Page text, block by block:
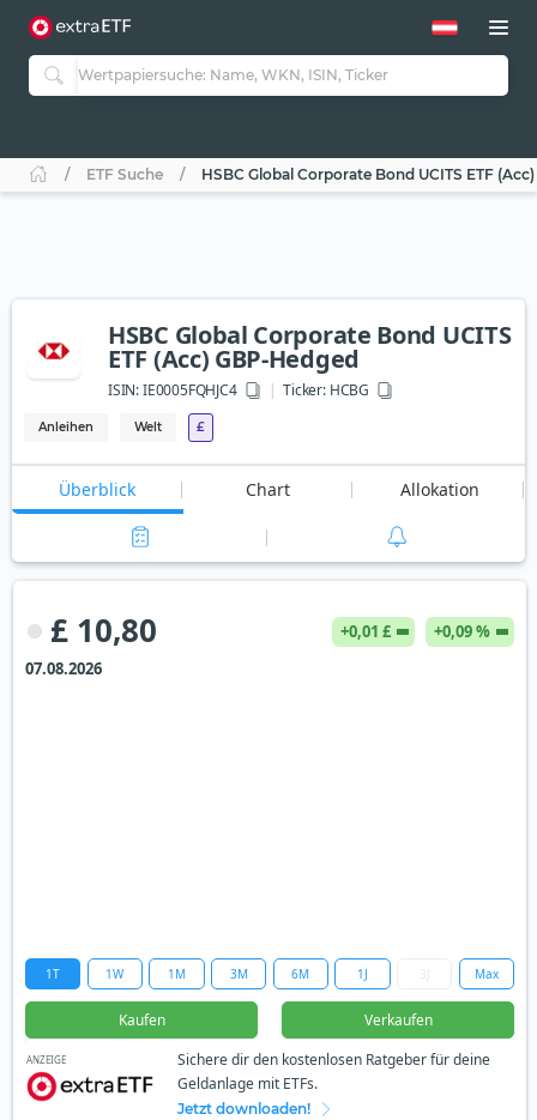
ETF Suche HSBC Global Corporate Bond UCITS ETF
HSBC Global Corporate Bond UCITS
ETF (Acc) GBP-Hedged
ISIN:IE0005FQHJC4 Ticker:HCBG
Anleihen Welt £
Überblick Chart Allokation
£ 10,80 +0,01 £
+0,09 %
07.08.2026
1T 1W 1M 3M 6M 1J Max
Kaufen Verkaufen
ANZEIGE
Sichere dir den kostenlosen Ratgeber für deine
Geldanlage mit ETFs.
Jetzt downloaden!